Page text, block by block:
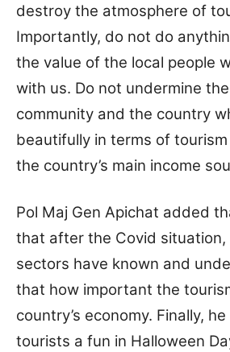
destroy the atmosphere of
Importantly, do not do
the value of the local people
with us. Do not undermine
community and the country
beautifully in terms of
the country’s main income
Pol Maj Gen Apichat added
that after the Covid situation,
sectors have known and
that how important the
country’s economy. Finally,
tourists a fun in Halloween